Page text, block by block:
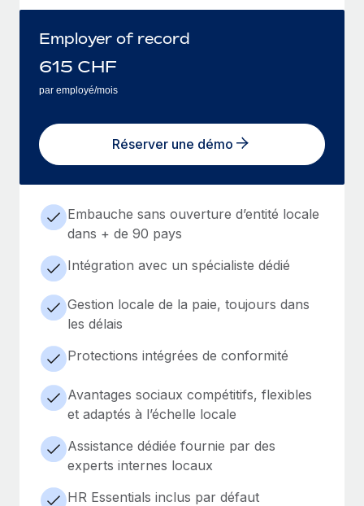
Employer of record
615 CHF
par employé/mois
Réserver une démo
Embauche sans ouverture d’entité locale
dans + de 90 pays
Intégration avec un spécialiste dédié
Gestion locale de la paie, toujours dans
les délais
Protections intégrées de conformité
Avantages sociaux compétitifs, flexibles
et adaptés à l’échelle locale
Assistance dédiée fournie par des
experts internes locaux
HR Essentials inclus par défaut